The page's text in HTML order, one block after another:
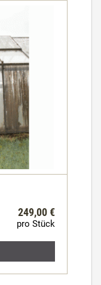
249,00 €
pro Stück